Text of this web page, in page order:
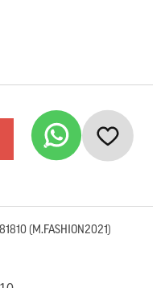
(M.FASHION2021)